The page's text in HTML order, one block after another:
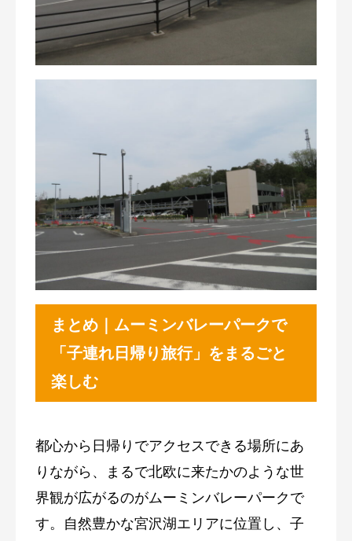
まとめ｜ムーミンバレーパークで
「子連れ日帰り旅行」をまるごと
楽しむ
都心から日帰りでアクセスできる場所にあ
りながら、まるで北欧に来たかのような世
界観が広がるのがムーミンバレーパーク で
す。自然豊かな宮沢湖エリアに位置し、子